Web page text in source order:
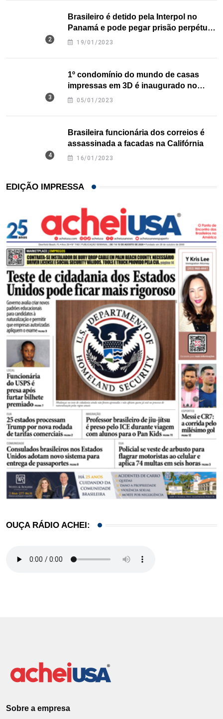
Brasileiro é detido pela Interpol no
Panamá e pode pegar prisão perpétua
nos EUA
19/01/2023
1º condomínio do mundo de casas
impressas em 3D é inaugurado no
Texas
05/01/2023
Brasileira funcionária dos correios é
assassinada a facadas na Califórnia
16/01/2023
EDIÇÃO IMPRESSA
OUÇA RÁDIO ACHEI:
Sobre a empresa